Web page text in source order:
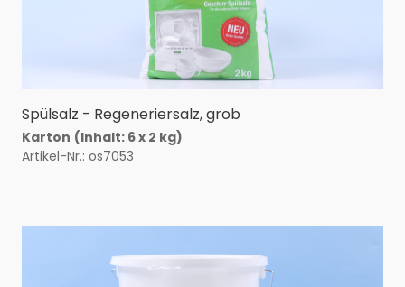
Spülsalz - Regeneriersalz, grob
Karton (Inhalt: 6 x 2 kg)
Artikel-Nr.: os7053